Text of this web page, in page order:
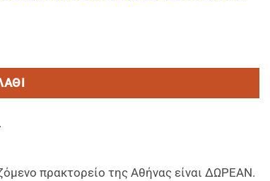
πρακτορείο της Αθήνας είναι ΔΩΡΕΑΝ.